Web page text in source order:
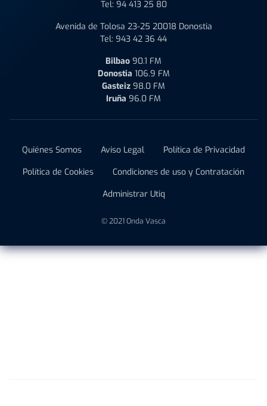
Tel: 94 413 25 80
Avenida de Tolosa 23-25 20018 Donostia
Tel: 943 42 36 44
Bilbao 90.1 FM
Donostia 106.9 FM
Gasteiz 98.0 FM
Iruña 96.0 FM
Quiénes Somos Aviso Legal
Política de Privacidad
Política de Cookies
Condiciones de uso y Contratación
Administrar Utiq
© 2021 Onda Vasca